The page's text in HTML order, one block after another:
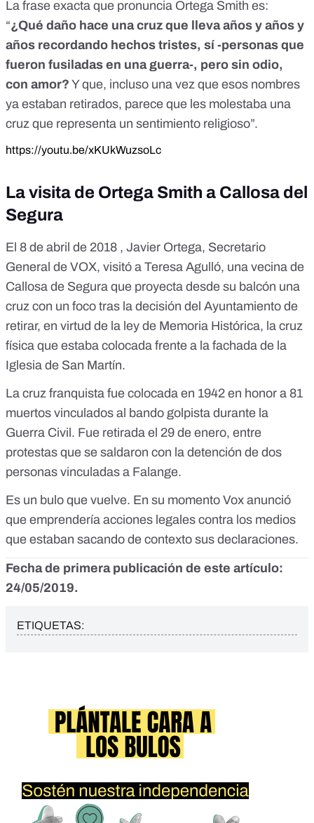
La frase exacta que pronuncia Ortega Smith es:
“¿Qué daño hace una cruz que lleva años y años y
años recordando hechos tristes, sí -personas que
fueron fusiladas en una guerra-, pero sin odio,
con amor? Y que, incluso una vez que esos nombres
ya estaban retirados, parece que les molestaba una
cruz que representa un sentimiento religioso”.
https://youtu.be/xKUkWuzsoLc
La visita de Ortega Smith a Callosa del
Segura
El 8 de abril de 2018 , Javier Ortega, Secretario
General de VOX, visitó a Teresa Agulló, una vecina de
Callosa de Segura que proyecta desde su balcón una
cruz con un foco tras la decisión del Ayuntamiento de
retirar, en virtud de la ley de Memoria Histórica, la cruz
física que estaba colocada frente a la fachada de la
Iglesia de San Martín.
La cruz franquista fue colocada en 1942 en honor a 81
muertos vinculados al bando golpista durante la
Guerra Civil. Fue retirada el 29 de enero, entre
protestas que se saldaron con la detención de dos
personas vinculadas a Falange.
Es un bulo que vuelve. En su momento Vox anunció
que emprendería acciones legales contra los medios
que estaban sacando de contexto sus declaraciones.
Fecha de primera publicación de este artículo:
24/05/2019.
ETIQUETAS: